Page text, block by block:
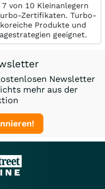
von 10 Kleinanlegern
Zertifikaten. Turbo-
Produkte und
geeignet.
Newsletter
mehr aus der